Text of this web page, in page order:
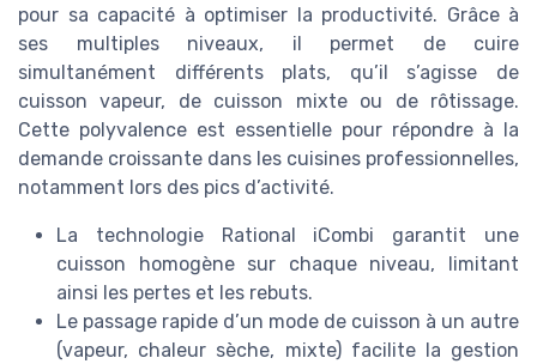
pour sa capacité à optimiser la productivité. Grâce à
ses multiples niveaux, il permet de cuire
simultanément différents plats, qu’il s’agisse de
cuisson vapeur, de cuisson mixte ou de rôtissage.
Cette polyvalence est essentielle pour répondre à la
demande croissante dans les cuisines professionnelles,
notamment lors des pics d’activité.
La technologie Rational iCombi garantit une
cuisson homogène sur chaque niveau, limitant
ainsi les pertes et les rebuts.
Le passage rapide d’un mode de cuisson à un autre
(vapeur, chaleur sèche, mixte) facilite la gestion